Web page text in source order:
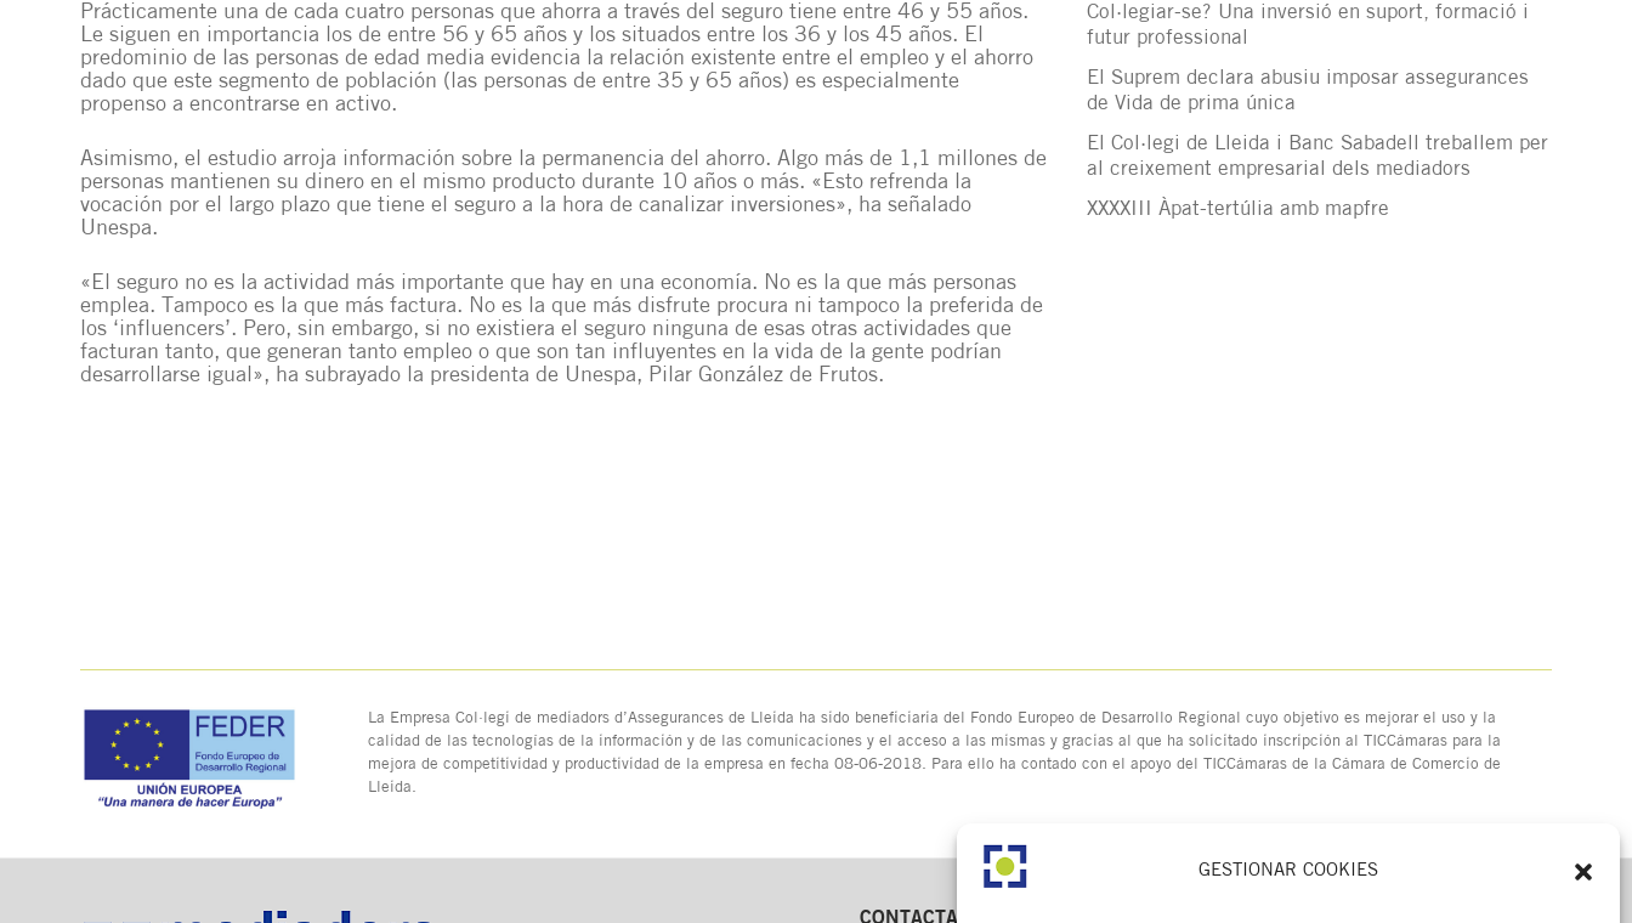
GESTIONAR COOKIES
Prácticamente una de cada cuatro personas que ahorra a través del seguro tiene entre 46 y 55 años.
Le siguen en importancia los de entre 56 y 65 años y los situados entre los 36 y los 45 años. El
predominio de las personas de edad media evidencia la relación existente entre el empleo y el ahorro
dado que este segmento de población (las personas de entre 35 y 65 años) es especialmente
propenso a encontrarse en activo.
Asimismo, el estudio arroja información sobre la permanencia del ahorro. Algo más de 1,1 millones de
personas mantienen su dinero en el mismo producto durante 10 años o más. «Esto refrenda la
vocación por el largo plazo que tiene el seguro a la hora de canalizar inversiones», ha señalado
Unespa.
«El seguro no es la actividad más importante que hay en una economía. No es la que más personas
emplea. Tampoco es la que más factura. No es la que más disfrute procura ni tampoco la preferida de
los ‘influencers’. Pero, sin embargo, si no existiera el seguro ninguna de esas otras actividades que
facturan tanto, que generan tanto empleo o que son tan influyentes en la vida de la gente podrían
desarrollarse igual», ha subrayado la presidenta de Unespa, Pilar González de Frutos.
Col·legiar-se? Una inversió en suport, formació i
futur professional
El Suprem declara abusiu imposar assegurances
de Vida de prima única
El Col·legi de Lleida i Banc Sabadell treballem per
al creixement empresarial dels mediadors
XXXXIII Àpat-tertúlia amb mapfre
La Empresa Col·legi de mediadors d’Assegurances de Lleida ha sido beneficiaria del Fondo Europeo de Desarrollo Regional cuyo objetivo es mejorar el uso y la
calidad de las tecnologías de la información y de las comunicaciones y el acceso a las mismas y gracias al que ha solicitado inscripción al TICCámaras para la
mejora de competitividad y productividad de la empresa en fecha 08-06-2018. Para ello ha contado con el apoyo del TICCámaras de la Cámara de Comercio de
Lleida.